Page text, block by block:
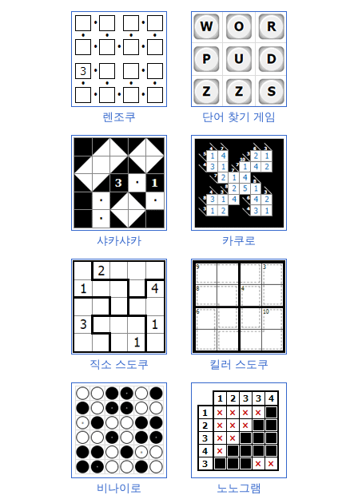
렌조쿠 단어 찾기 게임
샤카샤카 카쿠로
직소 스도쿠 킬러 스도쿠
비나이로 노노그램